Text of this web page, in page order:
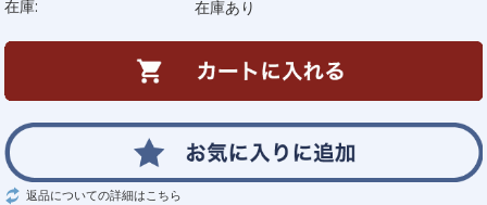
在庫:
在庫あり
返品についての詳細はこちら